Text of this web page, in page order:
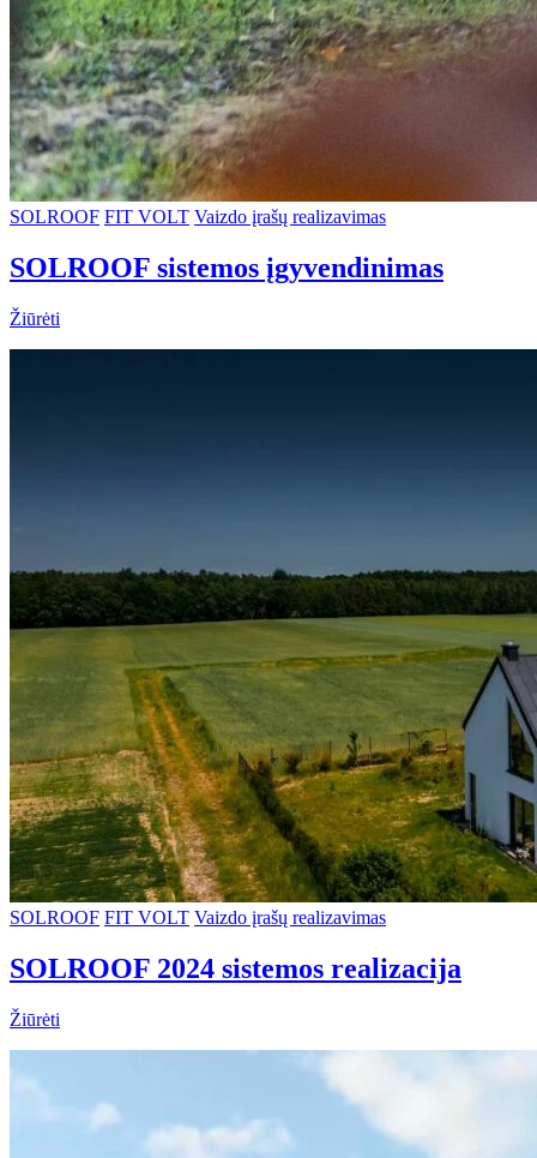
SOLROOF FIT VOLT Vaizdo įrašų realizavimas
SOLROOF sistemos įgyvendinimas
Žiūrėti
SOLROOF FIT VOLT Vaizdo įrašų realizavimas
SOLROOF 2024 sistemos realizacija
Žiūrėti